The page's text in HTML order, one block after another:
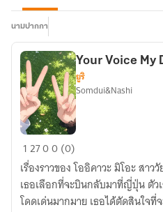
นามปากกา
Your
Voice
My
Dream
Your Voice My
ยูริ
Somdui&Nashi
12700 (0)
เรื่องราวของ โออิคาวะ มิโอะ สา
เธอเลือกที่จะบินกลับมาที่ญี่ปุ่น ตัว
โดดเด่นมากมาย เธอได้ตัดสินใจที่